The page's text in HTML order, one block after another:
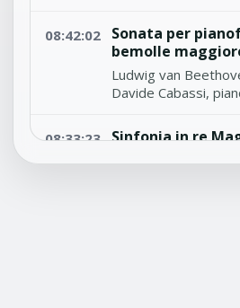
08:42:02
Sonata per
bemolle
Ludwig van
Davide Cabassi,
08:33:23 Sinfonia in re
Andrea Luchesi